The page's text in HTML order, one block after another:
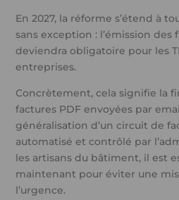
En 2027, la réforme s’étend à
sans exception : l’émission
deviendra obligatoire pour les
entreprises.
Concrètement, cela signifie la
factures PDF envoyées par
généralisation d’un circuit de
automatisé et contrôlé par
les artisans du bâtiment, il est
maintenant pour éviter une
l’urgence.